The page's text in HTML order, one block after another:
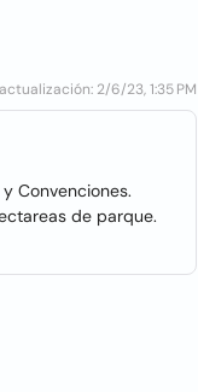
2/6/23, 1:35 PM
Convenciones.
de parque.